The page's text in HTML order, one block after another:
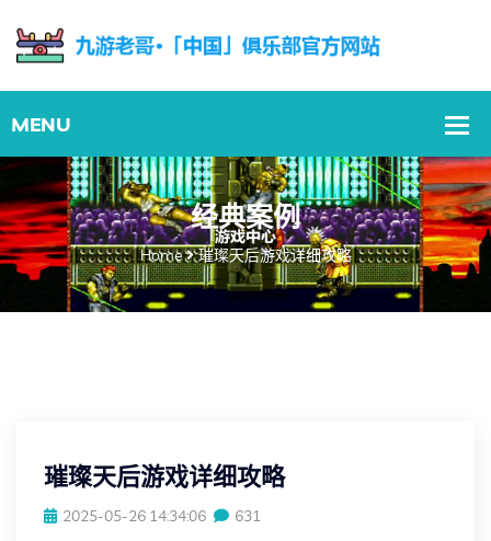
经典案例
Home 璀璨天后游戏详细攻略
璀璨天后游戏详细攻略
2025-05-26 14:34:06 631